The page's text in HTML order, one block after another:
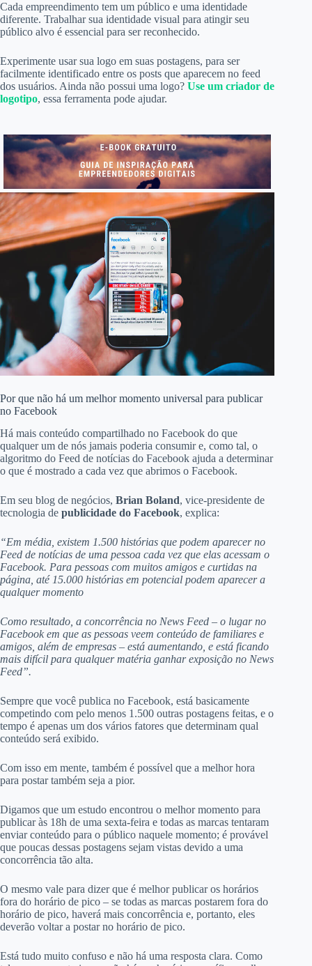
Cada empreendimento tem um público e uma identidade
diferente. Trabalhar sua identidade visual para atingir seu
público alvo é essencial para ser reconhecido.
Experimente usar sua logo em suas postagens, para ser
facilmente identificado entre os posts que aparecem no feed
dos usuários. Ainda não possui uma logo? Use um criador de
logotipo, essa ferramenta pode ajudar.
Por que não há um melhor momento universal para publicar
no Facebook
Há mais conteúdo compartilhado no Facebook do que
qualquer um de nós jamais poderia consumir e, como tal, o
algoritmo do Feed de notícias do Facebook ajuda a determinar
o que é mostrado a cada vez que abrimos o Facebook.
Em seu blog de negócios, Brian Boland, vice-presidente de
tecnologia de publicidade do Facebook, explica:
“Em média, existem 1.500 histórias que podem aparecer no
Feed de notícias de uma pessoa cada vez que elas acessam o
Facebook. Para pessoas com muitos amigos e curtidas na
página, até 15.000 histórias em potencial podem aparecer a
qualquer momento
Como resultado, a concorrência no News Feed – o lugar no
Facebook em que as pessoas veem conteúdo de familiares e
amigos, além de empresas – está aumentando, e está ficando
mais difícil para qualquer matéria ganhar exposição no News
Feed”.
Sempre que você publica no Facebook, está basicamente
competindo com pelo menos 1.500 outras postagens feitas, e o
tempo é apenas um dos vários fatores que determinam qual
conteúdo será exibido.
Com isso em mente, também é possível que a melhor hora
para postar também seja a pior.
Digamos que um estudo encontrou o melhor momento para
publicar às 18h de uma sexta-feira e todas as marcas tentaram
enviar conteúdo para o público naquele momento; é provável
que poucas dessas postagens sejam vistas devido a uma
concorrência tão alta.
O mesmo vale para dizer que é melhor publicar os horários
fora do horário de pico – se todas as marcas postarem fora do
horário de pico, haverá mais concorrência e, portanto, eles
deverão voltar a postar no horário de pico.
Está tudo muito confuso e não há uma resposta clara. Como